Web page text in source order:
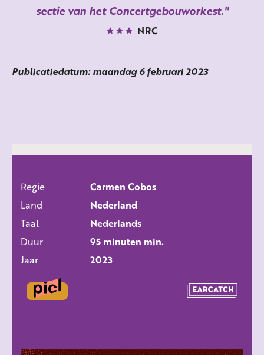
sectie van het Concertgebouworkest.
NRC
Publicatiedatum: maandag 6 februari 2023
Regie
Carmen Cobos
Land
Nederland
Taal
Nederlands
Duur
95 minuten min.
Jaar
2023